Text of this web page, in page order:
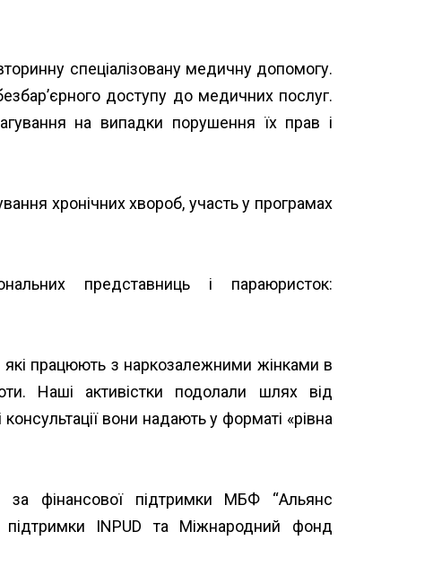
спеціалізовану медичну допомогу.
доступу до медичних послуг.
на випадки порушення їх прав і
хронічних хвороб, участь у програмах
представниць і параюристок:
працюють з наркозалежними жінками в
Наші активістки подолали шлях від
вони надають у форматі «рівна
за фінансової підтримки МБФ “Альянс
INPUD та Міжнародний фонд